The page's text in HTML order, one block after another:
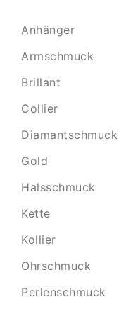
Anhänger
Armschmuck
Brillant
Collier
Diamantschmuck
Gold
Halsschmuck
Kette
Kollier
Ohrschmuck
Perlenschmuck